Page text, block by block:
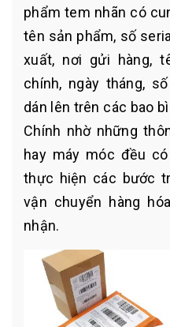
phẩm tem nhãn có
tên sản phẩm, số
xuất, nơi gửi hàng,
chính, ngày tháng,
dán lên trên các bao
Chính nhờ những
hay máy móc đều
thực hiện các bước
vận chuyển hàng
nhận.